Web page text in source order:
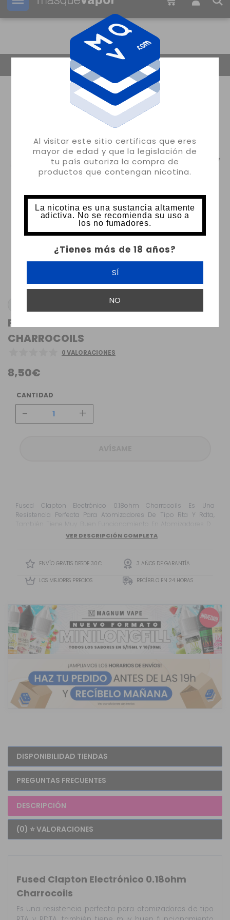
Al visitar este sitio certificas que eres
mayor de edad y que la legislación de
tu país autoriza la compra de
productos que contengan nicotina.
La nicotina es una sustancia altamente
adictiva. No se recomienda su uso a
los no fumadores.
¿Tienes más de 18 años?
SÍ
NO
Tu pedido puede ser enviado en 54m: 20s
FUSED CLAPTON ELECTRÓNICO 0.18OHM
CHARROCOILS
0 VALORACIONES
8,50€
CANTIDAD
- +
Fused Clapton Electrónico 0.18ohm Charrocoils Es Una
Resistencia Perfecta Para Atomizadores De Tipo Rta Y Rdta,
También Tiene Muy Buen Funcionamiento En Atomizadores De
Dripeo. Es Una Resistencia Muy Equilibrada, Con Buen Sabor Y
VER DESCRIPCIÓN COMPLETA
ENVÍO GRATIS DESDE 30€ 3 AÑOS DE GARANTÍA
LOS MEJORES PRECIOS RECÍBELO EN 24 HORAS
DISPONIBILIDAD TIENDAS
PREGUNTAS FRECUENTES
DESCRIPCIÓN
(0) ⭐ VALORACIONES
Fused Clapton Electrónico 0.18ohm
Charrocoils
Es una resistencia perfecta para atomizadores de tipo